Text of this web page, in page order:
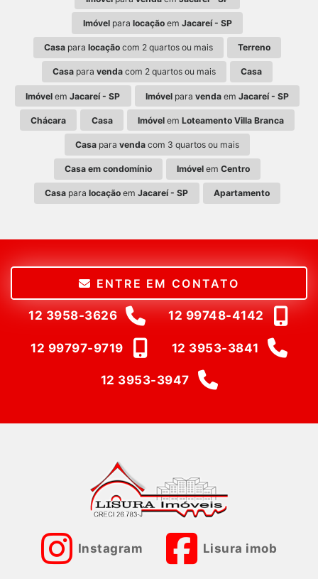
Imóvelpara locaçãoem Jacareí - SP
Casapara locaçãocom 2 quartos ou mais Terreno
Casapara vendacom 2 quartos ou mais Casa
Imóvel emJacareí - SP Imóvelpara vendaem Jacareí - SP
Chácara Casa Imóvelem Loteamento Villa Branca
Casa para venda com 3 quartos ou mais
Casa em condomínio Imóvel emCentro
Casa paralocação emJacareí - SP Apartamento
ENTRE EM CONTATO
12 3958-3626 12 99748-4142
12 99797-9719 12 3953-3841
12 3953-3947
Instagram Lisura imob